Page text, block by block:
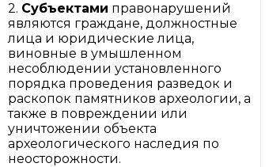
2. Субъектами правонарушений
являются граждане, должностные
лица и юридические лица,
виновные в умышленном
несоблюдении установленного
порядка проведения разведок и
раскопок памятников археологии, а
также в повреждении или
уничтожении объекта
археологического наследия по
неосторожности.